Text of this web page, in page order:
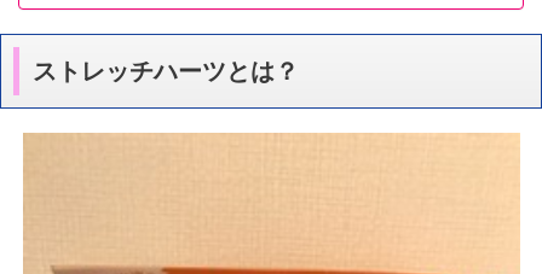
ストレッチハーツとは？